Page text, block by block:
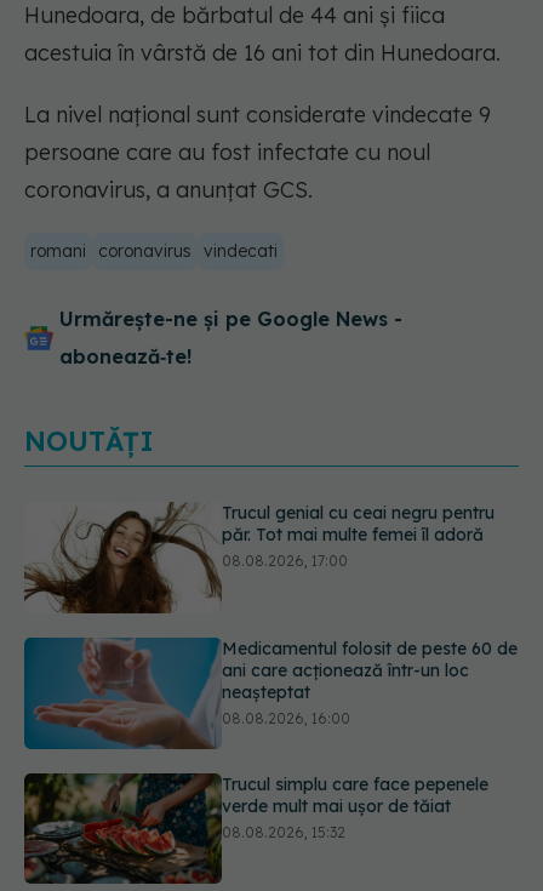
Hunedoara, de bărbatul de 44 ani și fiica
acestuia în vârstă de 16 ani tot din Hunedoara.
La nivel național sunt considerate vindecate 9
persoane care au fost infectate cu noul
coronavirus, a anunțat GCS.
romani coronavirus vindecati
Urmărește-ne și pe Google News -
abonează‑te!
NOUTĂȚI
Medicamentul folosit de peste 60 de
ani care acționează într-un loc
neașteptat
Trucul simplu care face pepenele
verde mult mai ușor de tăiat
08.08.2026, 15:32
Diagnosticele de autism la fete au
crescut după pandemia de COVID-
19